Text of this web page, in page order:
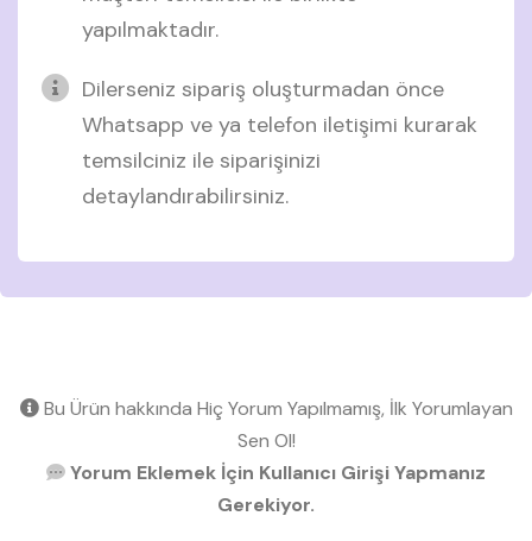
yapılmaktadır.
Dilerseniz sipariş oluşturmadan önce
Whatsapp ve ya telefon iletişimi kurarak
temsilciniz ile siparişinizi
detaylandırabilirsiniz.
Bu Ürün hakkında Hiç Yorum Yapılmamış, İlk Yorumlayan
Sen Ol!
Yorum Eklemek İçin Kullanıcı Girişi Yapmanız
Gerekiyor.